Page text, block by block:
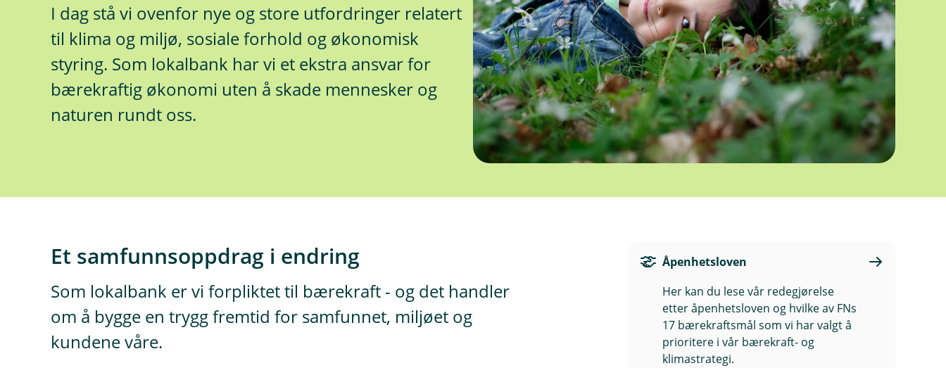
I dag stå vi ovenfor nye og store utfordringer relatert
til klima og miljø, sosiale forhold og økonomisk
styring. Som lokalbank har vi et ekstra ansvar for
bærekraftig økonomi uten å skade mennesker og
naturen rundt oss.
Et samfunnsoppdrag i endring
Som lokalbank er vi forpliktet til bærekraft - og det handler
om å bygge en trygg fremtid for samfunnet, miljøet og
kundene våre.
Åpenhetsloven
Her kan du lese vår redegjørelse
etter åpenhetsloven og hvilke av FNs
17 bærekraftsmål som vi har valgt å
prioritere i vår bærekraft- og
klimastrategi.